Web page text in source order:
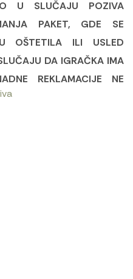
U SLUČAJU POZIVA
PAKET, GDE SE
OŠTETILA ILI USLED
DA IGRAČKA IMA
REKLAMACIJE NE